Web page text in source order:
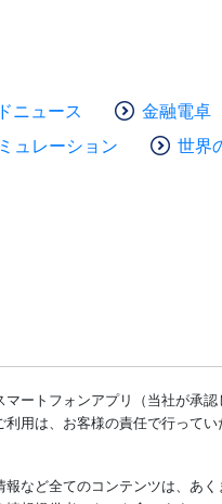
ニュース 金融電卓
ュレーション 世界
ートフォンアプリ（当社が承
用は、お客様の責任で行ってい
など全てのコンテンツは、あ